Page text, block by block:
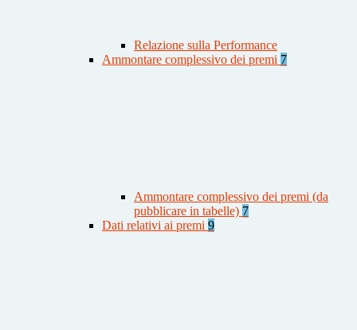
Relazione sulla Performance
Ammontare complessivo dei premi 7
Ammontare complessivo dei premi (da
pubblicare in tabelle) 7
Dati relativi ai premi 9